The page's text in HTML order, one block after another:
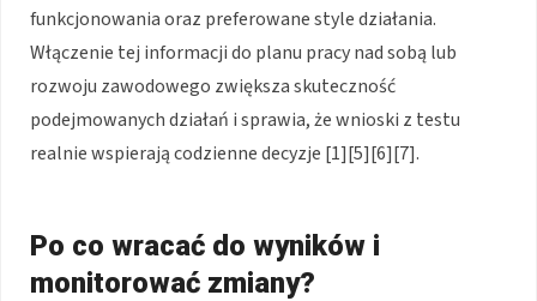
funkcjonowania oraz preferowane style działania.
Włączenie tej informacji do planu pracy nad sobą lub
rozwoju zawodowego zwiększa skuteczność
podejmowanych działań i sprawia, że wnioski z testu
realnie wspierają codzienne decyzje [1][5][6][7].
Po co wracać do wyników i
monitorować zmiany?